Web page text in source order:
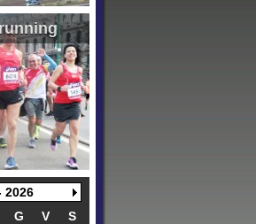
2026
G V
S